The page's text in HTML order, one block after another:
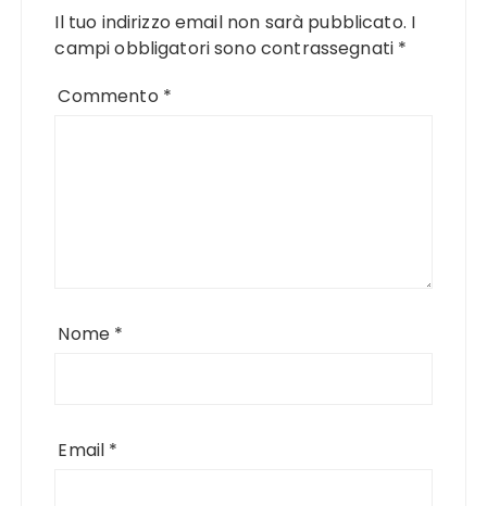
Il tuo indirizzo email non sarà pubblicato. I
campi obbligatori sono contrassegnati *
Commento *
Nome *
Email *